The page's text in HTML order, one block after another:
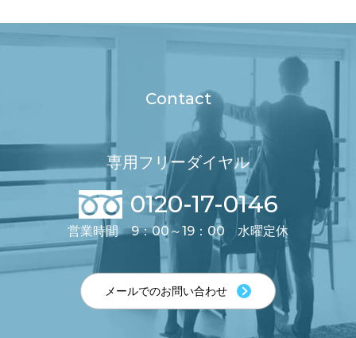
Contact
専用フリーダイヤル
0120-17-0146
営業時間 9：00～19：00 水曜定休
メールでのお問い合わせ